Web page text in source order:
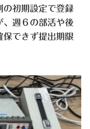
の初期設定で登録
、週６の部活や後
保できず提出期限